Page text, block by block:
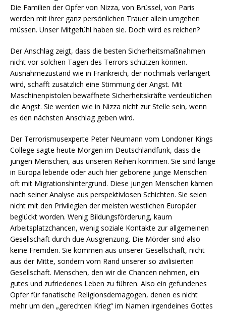
Die Familien der Opfer von Nizza, von Brüssel, von Paris
werden mit ihrer ganz persönlichen Trauer allein umgehen
müssen. Unser Mitgefühl haben sie. Doch wird es reichen?
Der Anschlag zeigt, dass die besten Sicherheitsmaßnahmen
nicht vor solchen Tagen des Terrors schützen können.
Ausnahmezustand wie in Frankreich, der nochmals verlängert
wird, schafft zusätzlich eine Stimmung der Angst. Mit
Maschinenpistolen bewaffnete Sicherheitskräfte verdeutlichen
die Angst. Sie werden wie in Nizza nicht zur Stelle sein, wenn
es den nächsten Anschlag geben wird.
Der Terrorismusexperte Peter Neumann vom Londoner Kings
College sagte heute Morgen im Deutschlandfunk, dass die
jungen Menschen, aus unseren Reihen kommen. Sie sind lange
in Europa lebende oder auch hier geborene junge Menschen
oft mit Migrationshintergrund. Diese jungen Menschen kämen
nach seiner Analyse aus perspektivlosen Schichten. Sie seien
nicht mit den Privilegien der meisten westlichen Europäer
beglückt worden. Wenig Bildungsförderung, kaum
Arbeitsplatzchancen, wenig soziale Kontakte zur allgemeinen
Gesellschaft durch due Ausgrenzung. Die Mörder sind also
keine Fremden. Sie kommen aus unserer Gesellschaft, nicht
aus der Mitte, sondern vom Rand unserer so zivilisierten
Gesellschaft. Menschen, den wir die Chancen nehmen, ein
gutes und zufriedenes Leben zu führen. Also ein gefundenes
Opfer für fanatische Religionsdemagogen, denen es nicht
mehr um den „gerechten Krieg“ im Namen irgendeines Gottes